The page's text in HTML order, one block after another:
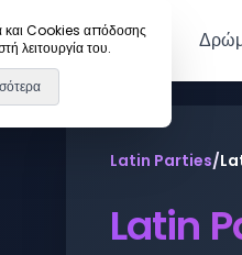
και Cookies απόδοσης
λειτουργία του.Μέλη
Latin Parties/
Latin